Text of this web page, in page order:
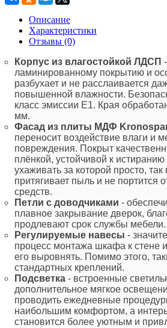
Описание
Характеристики
Отзывы (0)
Корпус из влагостойкой ЛДСП
ламинированному покрытию и
разбухает и не расслаивается
повышенной влажности.
класс эмиссии Е1. Края
мм.
Фасад из плиты МДФ
переносит воздействие влаги и
повреждения. Покрыт
плёнкой, устойчивой к
ухаживать за которой просто, так
притягивает пыль и не
средств.
Петли с доводчиками -
плавное закрывание дверок,
продлевают срок службы мебели.
Регулируемые навесы -
процесс монтажа шкафа к стене
его выровнять. Помимо этого,
стандартных креплений.
Подсветка - встроенные
дополнительное мягкое
проводить ежедневные
наибольшим комфортом, а
становится более уютным и